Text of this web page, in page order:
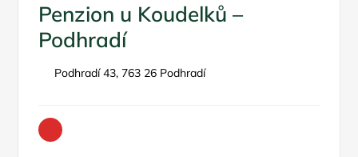
Penzion u Koudelků –
Podhradí
Podhradí 43, 763 26 Podhradí